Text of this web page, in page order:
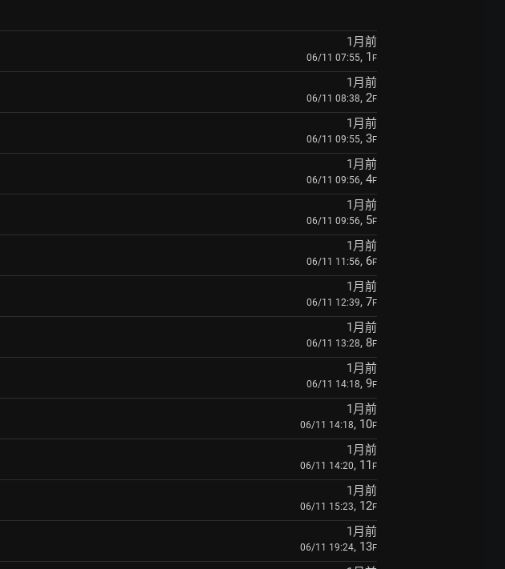
1月前
06/11 07:55, 1 F
1月前
06/11 08:38, 2F
1月前
06/11 09:55, 3F
1月前
06/11 09:56, 4F
1月前
06/11 09:56, 5F
1月前
06/11 11:56, 6F
1月前
06/11 12:39, 7F
1月前
06/11 13:28, 8F
1月前
06/11 14:18, 9F
1月前
06/11 14:18, 10F
1月前
06/11 14:20, 11 F
1月前
06/11 15:23, 12F
1月前
06/11 19:24, 13F